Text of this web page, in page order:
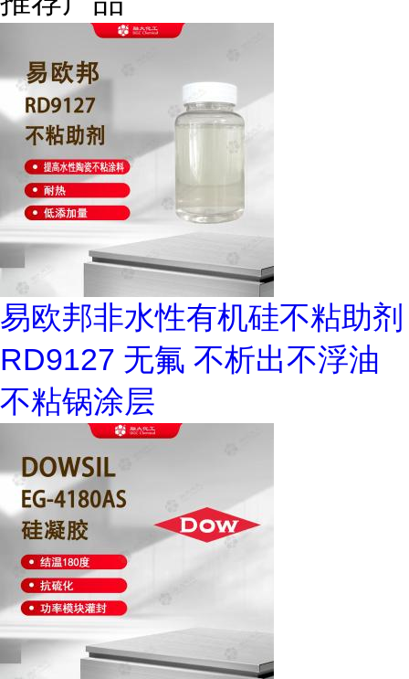
易欧邦非水性有机硅不粘助剂
RD9127 无氟 不析出不浮油
不粘锅涂层